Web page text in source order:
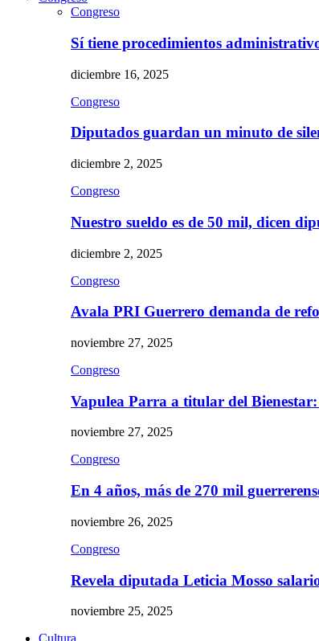
Congreso
Sí tiene procedimientos
diciembre 16, 2025
Congreso
Diputados guardan un minuto de
diciembre 2, 2025
Congreso
Nuestro sueldo es de 50 mil, dicen
diciembre 2, 2025
Congreso
Avala PRI Guerrero demanda de
noviembre 27, 2025
Congreso
Vapulea Parra a titular del
noviembre 27, 2025
Congreso
En 4 años, más de 270 mil
noviembre 26, 2025
Congreso
Revela diputada Leticia Mosso
noviembre 25, 2025